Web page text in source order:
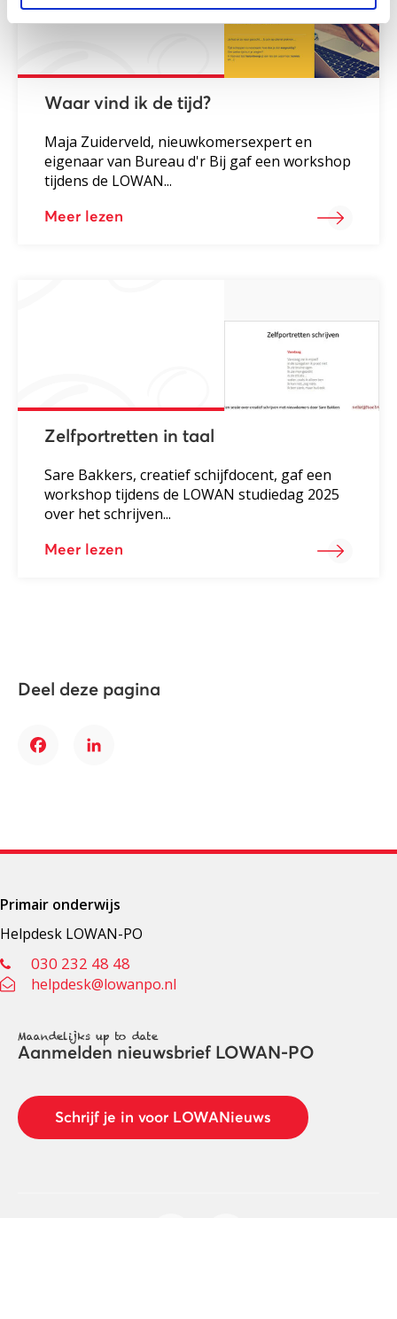
Waar vind ik de tijd?
Maja Zuiderveld, nieuwkomersexpert en
eigenaar van Bureau d'r Bij gaf een workshop
tijdens de LOWAN...
Meer lezen
Zelfportretten in taal
Sare Bakkers, creatief schijfdocent, gaf een
workshop tijdens de LOWAN studiedag 2025
over het schrijven...
Meer lezen
Deel deze pagina
FacebookLinkedIn
Primair onderwijs
Helpdesk LOWAN-PO
030 232 48 48
helpdesk@lowanpo.nl
Maandelijks up to date
Aanmelden nieuwsbrief LOWAN-PO
Schrijf je in voor LOWANieuws